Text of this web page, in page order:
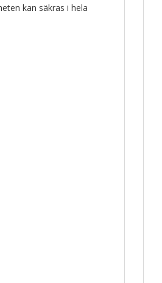
kan säkras i hela